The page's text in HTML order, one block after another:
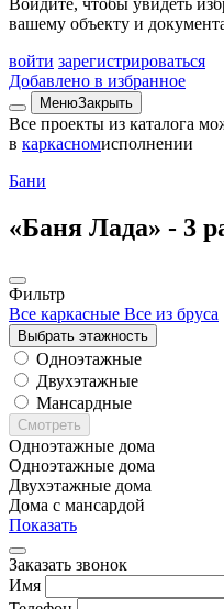
Войдите, чтобы увидеть
вашему объекту и
войти зарегистрироваться
Добавлено в избранное
МенюЗакрыть
Все проекты из каталога
в каркасномисполнении
Бани
«Баня Лада» - 3
Фильтр
Все каркасные Все из бруса
Выбрать этажность
Одноэтажные
Двухэтажные
Мансардные
Смотреть
Одноэтажные дома
Одноэтажные дома
Двухэтажные дома
Дома с мансардой
Показать
Заказать звонок
Имя